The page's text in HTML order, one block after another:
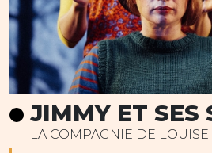
JIMMY ET SES
LA COMPAGNIE DE LOUISE